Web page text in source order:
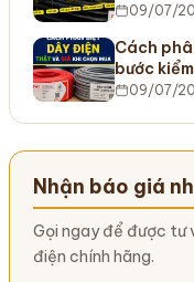
09/07/
Cách
bước
09/07/
Nhận báo giá
Gọi ngay để được tư
điện chính hãng.